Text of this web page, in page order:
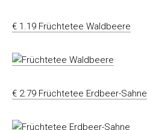
€ 1.19 Früchtetee Waldbeere
€ 2.79 Früchtetee Erdbeer-Sahne